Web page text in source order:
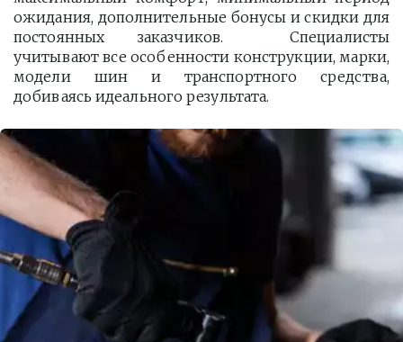
ожидания, дополнительные бонусы и скидки для
постоянных заказчиков. Специалисты
учитывают все особенности конструкции, марки,
модели шин и транспортного средства,
добиваясь идеального результата.